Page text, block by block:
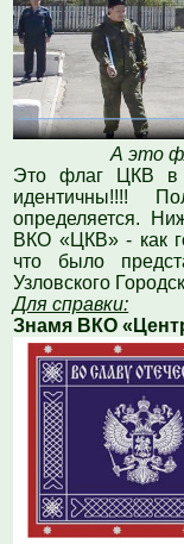
А это
Это флаг ЦКВ в
идентичны!!!!
определяется.
ВКО «ЦКВ» - как
что было
Узловского
Для справки:
Знамя ВКО